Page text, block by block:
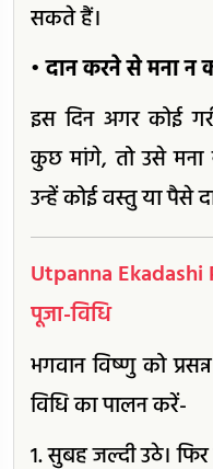
सकते हैं।
• दान करने से मना न
इस दिन अगर कोई
कुछ मांगे, तो उसे मना
उन्हें कोई वस्तु या पैसे
Utpanna Ekadashi
पूजा-विधि
भगवान विष्णु को
विधि का पालन करें-
1. सुबह जल्दी उठे।